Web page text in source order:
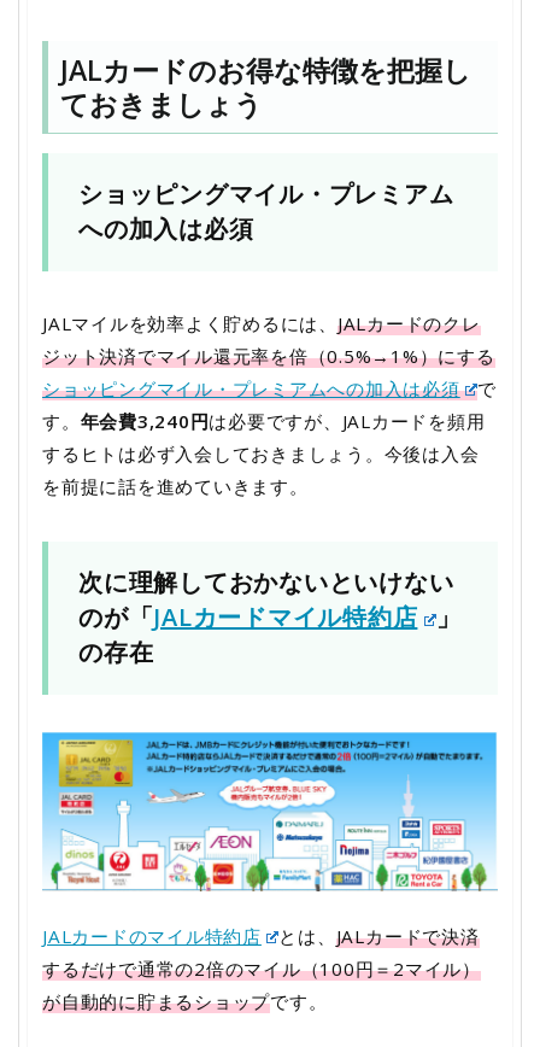
JALカードのお得な特徴を把握し
ておきましょう
ショッピングマイル・プレミアム
への加入は必須
JALマイルを効率よく貯めるには、 JALカードのクレ
ジット決済でマイル還元率を倍（0.5%→1%）にする
ショッピングマイル・プレミアムへの加入は必須
で
す。 年会費3,240円は必要ですが、JALカードを頻用
するヒトは必ず入会しておきましょう。今後は入会
を前提に話を進めていきます。
次に理解しておかないといけない
のが「JALカードマイル特約店
」
の存在
JALカードのマイル特約店 とは、 JALカードで決済
するだけで通常の2倍のマイル（100円＝2マイル）
が自動的に貯まるショップです。